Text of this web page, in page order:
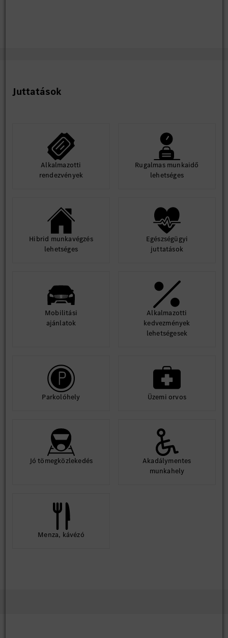
Juttatások
Alkalmazotti
rendezvények
Rugalmas munkaidő
lehetséges
Hibrid munkavégzés
lehetséges
Egészségügyi
juttatások
Mobilitási
ajánlatok
Alkalmazotti
kedvezmények
lehetségesek
Parkolóhely Üzemi orvos
Jó tömegközlekedés
Akadálymentes
munkahely
Menza, kávézó